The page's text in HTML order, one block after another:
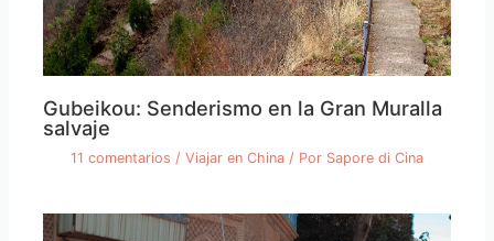
Gubeikou: Senderismo en la Gran Muralla
salvaje
11 comentarios / Viajar en China / Por Sapore di Cina